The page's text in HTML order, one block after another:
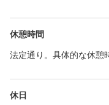
休憩時間
法定通り。具体的な休憩
休日